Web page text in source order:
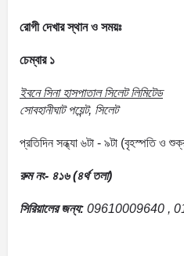
রোগী দেখার স্থান ও সময়ঃ
চেম্বার ১
ইবনে সিনা হাসপাতাল সিলেট লিমিটেড
সোবহানীঘাট পয়েন্ট, সিলেট
প্রতিদিন সন্ধ্যা ৬টা - ৯টা (বৃহস্পতি ও
রুম নং- ৪১৬ (৪র্থ তলা)
সিরিয়ালের জন্য: 09610009640 ,